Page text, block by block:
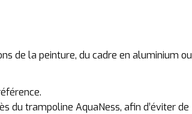
de la peinture, du cadre en aluminium ou
du trampoline AquaNess, afin d’éviter de